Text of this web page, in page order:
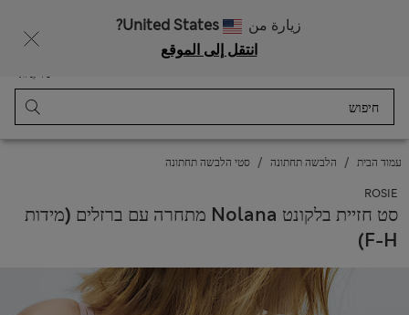
زيارة من
United States?
انتقل إلى الموقع
סל קניות
עמוד הבית הלבשה תחתונה סטי הלבשה תחתונה
ROSIE
סט חזיית בלקונט Nolana מתחרה עם ברזלים (מידות
F-H)